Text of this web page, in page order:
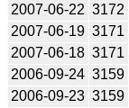
2007-06-22 3172
2007-06-19 3171
2007-06-18 3171
2006-09-24 3159
2006-09-23 3159